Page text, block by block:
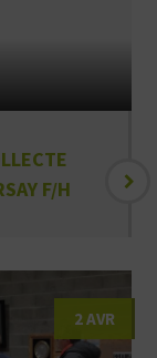
F/H
2 AVR